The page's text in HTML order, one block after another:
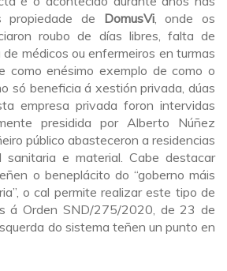
propiedade de DomusVi, onde os
roubo de días libres, falta de
médicos ou enfermeiros en turmas
como enésimo exemplo de como o
só beneficia á xestión privada, dúas
empresa privada foron intervidas
presidida por Alberto Núñez
público abasteceron a residencias
sanitaria e material. Cabe destacar
o beneplácito do “goberno máis
o cal permite realizar este tipo de
á Orden SND/275/2020, de 23 de
do sistema teñen un punto en